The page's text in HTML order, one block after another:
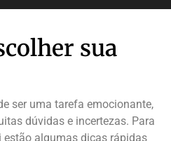
sua
ser uma tarefa emocionante,
dúvidas e incertezas. Para
algumas dicas rápidas